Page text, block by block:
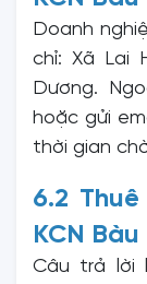
Doanh
chỉ: Xã Lai
Dương.
hoặc gửi
thời gian
6.2
KCN
Câu trả lời